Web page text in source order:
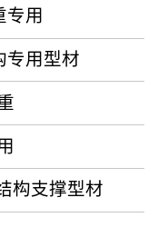
专用
专用型材
构支撑型材